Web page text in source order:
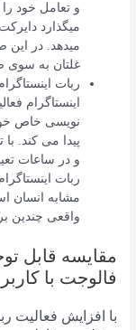
و تعامل خود
میگذارد
میدهد. در این
غلتان به سوی
ربات
اینستاگرام
نویسی خاص خود
پیدا می کند.
و در ساعات
ربات
مشابه انسان
واقعی چندین
مقایسه قابل
فالوجت با
با افزایش فعالیت